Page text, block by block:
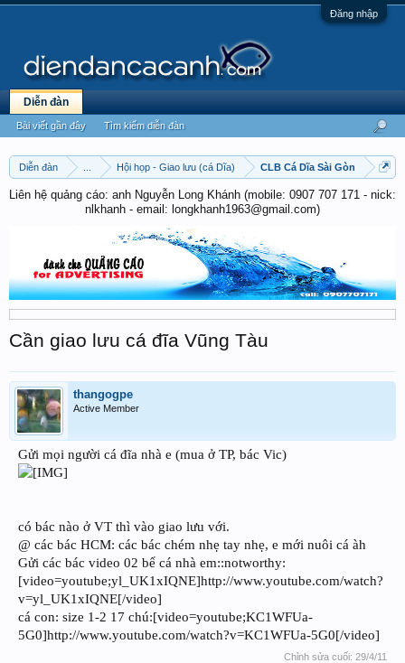
Đăng nhập
Diễn đàn Hội họp - Giao lưu (cá Dĩa) CLB Cá Dĩa Sài Gòn
Liên hệ quảng cáo: anh Nguyễn Long Khánh (mobile: 0907 707 171 - nick:
nlkhanh - email: longkhanh1963@gmail.com)
Cần giao lưu cá đĩa Vũng Tàu
thangogpe
Active Member
Gửi mọi người cá đĩa nhà e (mua ở TP, bác Vic)
có bác nào ở VT thì vào giao lưu với.
@ các bác HCM: các bác chém nhẹ tay nhẹ, e mới nuôi cá àh
Gửi các bác video 02 bể cá nhà em::notworthy:
[video=youtube;yl_UK1xIQNE]http://www.youtube.com/watch?
v=yl_UK1xIQNE[/video]
cá con: size 1-2 17 chú:[video=youtube;KC1WFUa-
5G0]http://www.youtube.com/watch?v=KC1WFUa-5G0[/video]
Chỉnh sửa cuối: 29/4/11
Diễn đàn
Bài viết gần đây Tìm kiếm diễn đàn